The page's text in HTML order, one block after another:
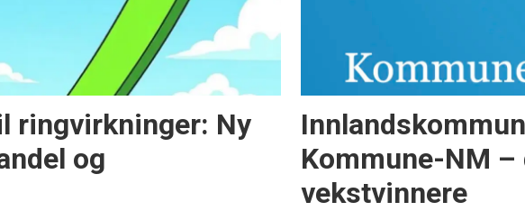
ringvirkninger: Ny
og
Kommune-NM
vekstvinnere